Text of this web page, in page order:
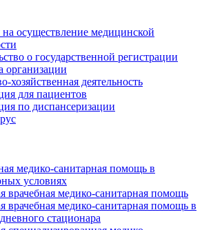
осуществление медицинской
о государственной регистрации
организации
хозяйственная деятельность
для пациентов
по диспансеризации
медико-санитарная помощь в
условиях
врачебная медико-санитарная помощь
врачебная медико-санитарная помощь в
стационара